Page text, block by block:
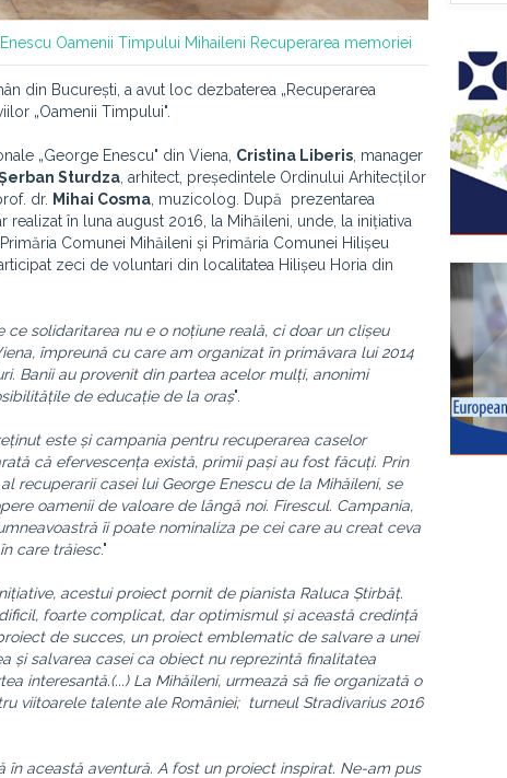
Oamenii Timpului Mihaileni Recuperarea memoriei
din București, a avut loc dezbaterea „Recuperarea
„Oamenii Timpului".
„George Enescu" din Viena, Cristina Liberis , manager
Sturdza , arhitect, președintele Ordinului Arhitecților
dr. Mihai Cosma , muzicolog. După prezentarea
în luna august 2016, la Mihăileni, unde, la inițiativa
Comunei Mihăileni și Primăria Comunei Hilișeu
zeci de voluntari din localitatea Hilișeu Horia din
solidaritarea nu e o noțiune reală, ci doar un clișeu
împreună cu care am organizat în primăvara lui 2014
Banii au provenit din partea acelor mulți, anonimi
de educație de la oraș".
este și campania pentru recuperarea caselor
că efervescența există, primii pași au fost făcuți. Prin
al recuperarii casei lui George Enescu de la Mihăileni, se
oamenii de valoare de lângă noi. Firescul. Campania,
îi poate nominaliza pe cei care au creat ceva
care trăiesc."
acestui proiect pornit de pianista Raluca Știrbăț.
foarte complicat, dar optimismul și această credință
de succes, un proiect emblematic de salvare a unei
și salvarea casei ca obiect nu reprezintă finalitatea
interesantă.(...) La Mihăileni, urmează să fie organizată o
viitoarele talente ale României; turneul Stradivarius 2016
această aventură. A fost un proiect inspirat. Ne-am pus